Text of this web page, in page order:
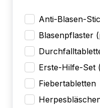
Anti-Blasen-
Blasenpflaster (
Erste-Hilfe-Set (
Fiebertabletten